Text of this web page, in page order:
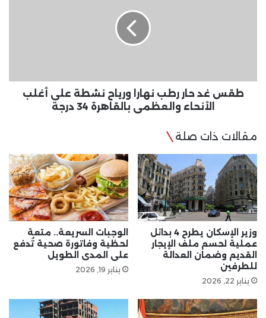
أغلب
الأنحاء
درجة
طقس غد حار رطب نهارا ورياح نشطة على أغلب
الأنحاء والعظمى بالقاهرة 34 درجة
مقالات ذات صلة
وزير الإسكان يطرح 4 بدائل
عملية لحسم ملف الإيجار
القديم وضمان العدالة
للطرفين
يناير 22, 2026
الوجبات السريعة.. متعة
لحظية وفاتورة صحية تُدفع
على المدى الطويل
يناير 19, 2026